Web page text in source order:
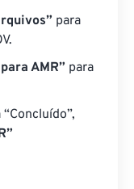
para
AMR” para